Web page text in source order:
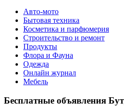
Авто-мото
Бытовая техника
Косметика и парфюмерия
Строительство и ремонт
Продукты
Флора и Фауна
Одежда
Онлайн журнал
Мебель
Бесплатные объявления